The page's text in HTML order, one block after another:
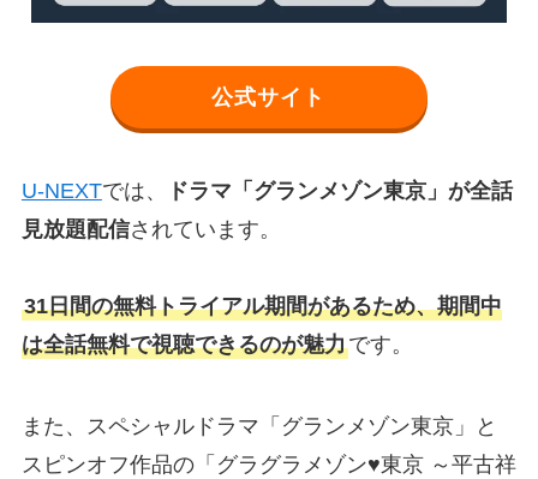
公式サイト
U-NEXTでは、
ドラマ「グランメゾン東京」が全話
見放題配信されています。
31日間の無料トライアル期間があるため、期間中
は全話無料で視聴できるのが魅力です。
また、スペシャルドラマ「グランメゾン東京」と
スピンオフ作品の「グラグラメゾン♥東京 ～平古祥